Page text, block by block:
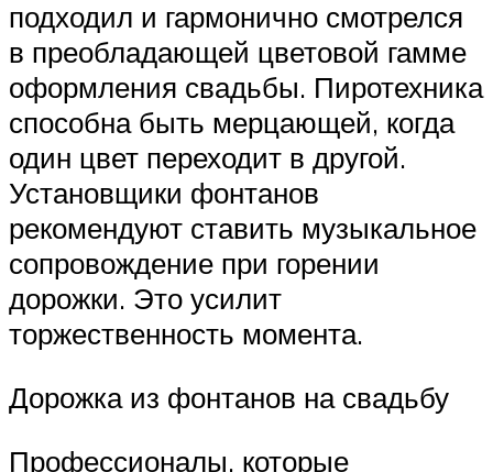
подходил и гармонично смотрелся
в преобладающей цветовой гамме
оформления свадьбы. Пиротехника
способна быть мерцающей, когда
один цвет переходит в другой.
Установщики фонтанов
рекомендуют ставить музыкальное
сопровождение при горении
дорожки. Это усилит
торжественность момента.
Дорожка из фонтанов на свадьбу
Профессионалы, которые